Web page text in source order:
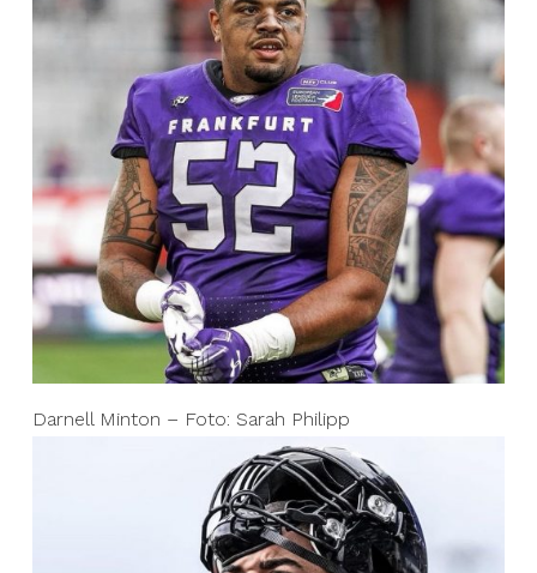
Darnell Minton – Foto: Sarah Philipp